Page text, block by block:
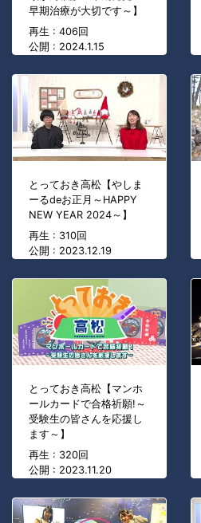
早期治療が大切です～】
再生 : 406回
公開 : 2024.1.15
とっておき高松【やしま
ーるdeお正月～HAPPY
NEW YEAR 2024～】
再生 : 310回
公開 : 2023.12.19
とっておき高松【マンホ
ールカードで合格祈願!～
受験生の皆さんを応援し
ます～】
再生 : 320回
公開 : 2023.11.20